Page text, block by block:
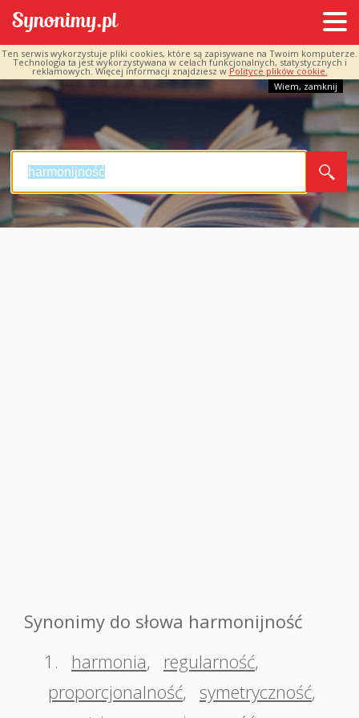
Ten serwis wykorzystuje pliki cookies, które są zapisywane na Twoim komputerze.
Technologia ta jest wykorzystywana w celach funkcjonalnych, statystycznych i
reklamowych. Więcej informacji znajdziesz w Polityce plików cookie.
Wiem, zamknij
Synonimy do słowa harmonijność
1.
harmonia, regularność,
proporcjonalność, symetryczność,